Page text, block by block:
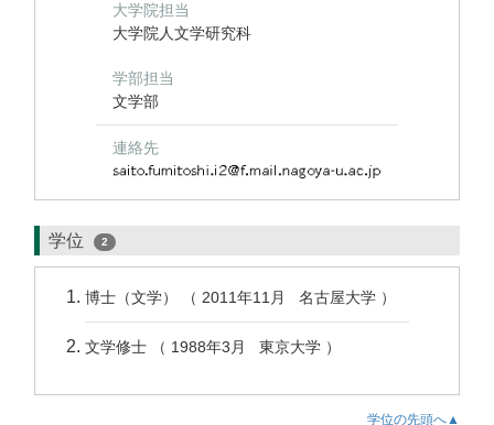
大学院担当
大学院人文学研究科
学部担当
文学部
連絡先
学位 2
博士（文学） （ 2011年11月 名古屋大学 ）
文学修士 （ 1988年3月 東京大学 ）
学位の先頭へ▲